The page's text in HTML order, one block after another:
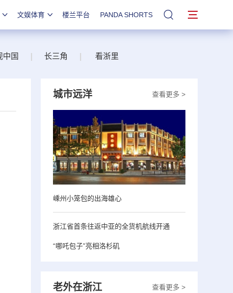
文娱体育 楼兰平台 PANDA SHORTS 站内搜索
中国 长三角 看浙里
查看更多 >
城市远洋
嵊州小笼包的出海雄心
浙江省首条往返中亚的全货机航线开通
“哪吒包子”亮相洛杉矶
查看更多 >
老外在浙江